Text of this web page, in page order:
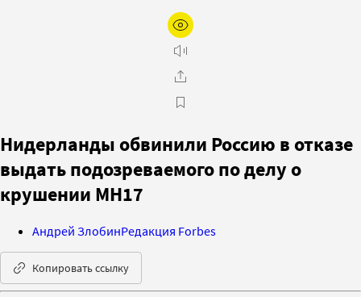
Нидерланды обвинили Россию в отказе
выдать подозреваемого по делу о
крушении MH17
Андрей ЗлобинРедакция Forbes
Копировать ссылку